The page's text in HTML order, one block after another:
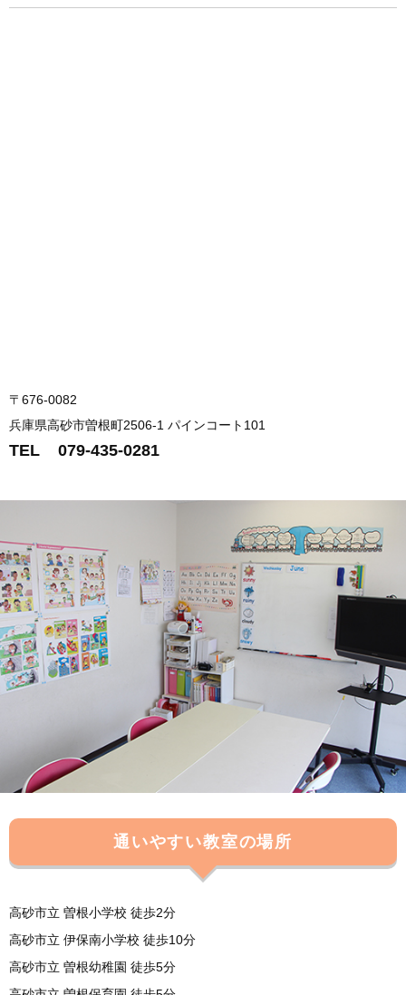
〒676-0082
兵庫県高砂市曽根町2506-1 パインコート101
TEL 079-435-0281
通いやすい教室の場所
高砂市立 曽根小学校 徒歩2分
高砂市立 伊保南小学校 徒歩10分
高砂市立 曽根幼稚園 徒歩5分